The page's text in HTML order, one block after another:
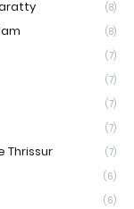
(8)
(8)
(7)
(7)
(7)
(7)
Thrissur (7)
(6)
(6)